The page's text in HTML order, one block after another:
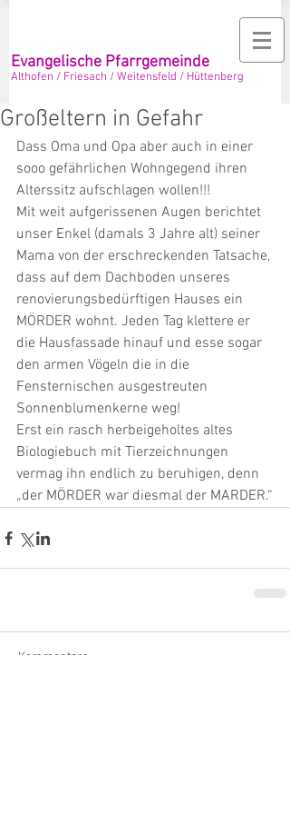
Evangelische Pfarrgemeinde
Althofen / Friesach / Weitensfeld / Hüttenberg
Großeltern in Gefahr
Dass Oma und Opa aber auch in einer
sooo gefährlichen Wohngegend ihren
Alterssitz aufschlagen wollen!!!
Mit weit aufgerissenen Augen berichtet
unser Enkel (damals 3 Jahre alt) seiner
Mama von der erschreckenden Tatsache,
dass auf dem Dachboden unseres
renovierungsbedürftigen Hauses ein
MÖRDER wohnt. Jeden Tag klettere er
die Hausfassade hinauf und esse sogar
den armen Vögeln die in die
Fensternischen ausgestreuten
Sonnenblumenkerne weg!
Erst ein rasch herbeigeholtes altes
Biologiebuch mit Tierzeichnungen
vermag ihn endlich zu beruhigen, denn
„der MÖRDER war diesmal der MARDER.“
Kommentare